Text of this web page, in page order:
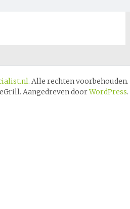
. Alle rechten voorbehouden.
Aangedreven doorWordPress.